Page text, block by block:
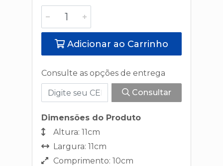
Adicionar ao Carrinho
Consulte as opções de entrega
Consultar
Dimensões do Produto
Altura: 11cm
Largura: 11cm
Comprimento: 10cm